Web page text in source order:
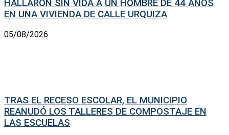
HALLARON SIN VIDA A UN HOMBRE DE 44 AÑOS
EN UNA VIVIENDA DE CALLE URQUIZA
05/08/2026
TRAS EL RECESO ESCOLAR, EL MUNICIPIO
REANUDÓ LOS TALLERES DE COMPOSTAJE EN
LAS ESCUELAS